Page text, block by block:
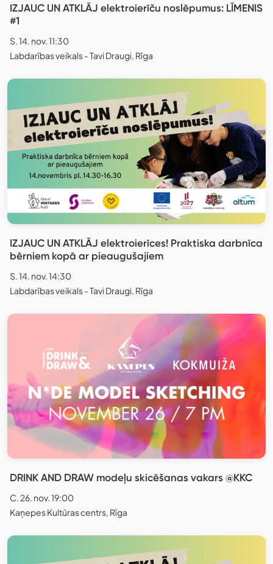
IZJAUC UN ATKLĀJ elektroierīču noslēpumus: LĪMENIS
#1
S. 14. nov. 11:30
Labdarības veikals - Tavi Draugi, Rīga
IZJAUC UN ATKLĀJ elektroierīces! Praktiska darbnīca
bērniem kopā ar pieaugušajiem
S. 14. nov. 14:30
Labdarības veikals - Tavi Draugi, Rīga
DRINK AND DRAW modeļu skicēšanas vakars @KKC
C. 26. nov. 19:00
Kaņepes Kultūras centrs, Rīga